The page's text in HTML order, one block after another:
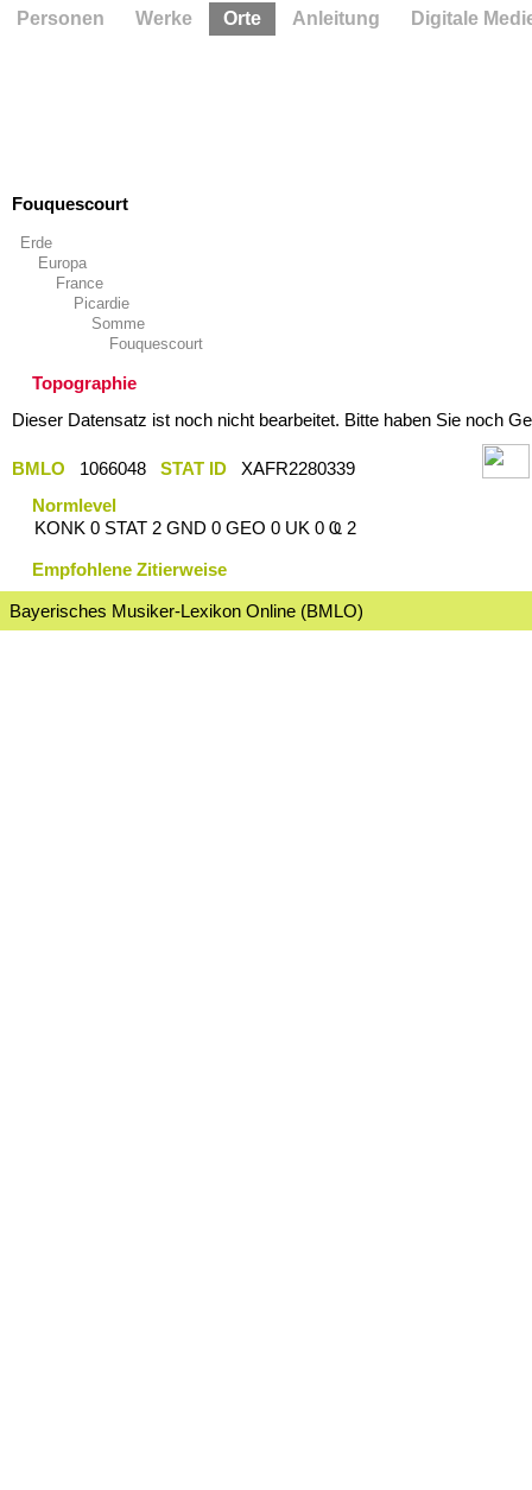
Fouquescourt
Erde
Europa
France
Picardie
Somme
Fouquescourt
Topographie
Dieser Datensatz ist noch nicht bearbeitet. Bitte haben Sie noch
BMLO 1066048 STAT ID
XAFR2280339
Normlevel
KONK 0 STAT 2 GND 0 GEO 0 UK 0 Ҩ 2
Empfohlene Zitierweise
Bayerisches Musiker-Lexikon Online (BMLO)
Personen Werke Orte Anleitung Digitale